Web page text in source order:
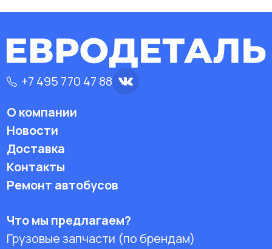
+7 495 770 47 88
О компании
Новости
Доставка
Контакты
Ремонт автобусов
Что мы предлагаем?
Грузовые запчасти (по брендам)